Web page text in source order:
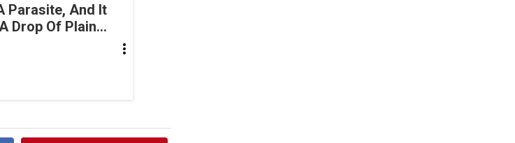
Parasite, And It
Drop Of Plain...